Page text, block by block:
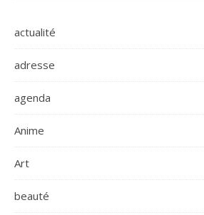
actualité
adresse
agenda
Anime
Art
beauté